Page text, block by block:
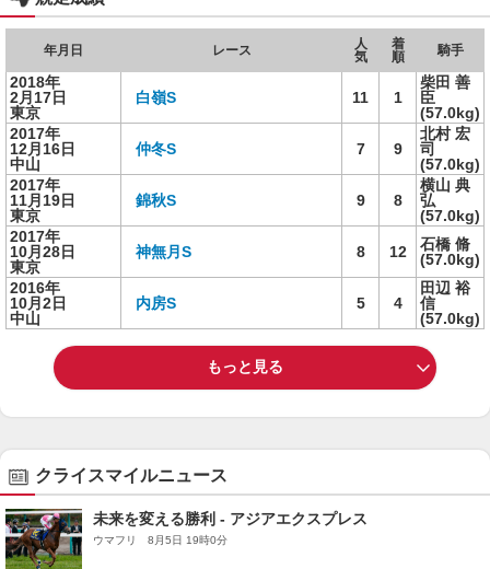
年月日 レース
人
気
着
順
騎手
2018年
2月17日
東京
白嶺S 11 1
柴田 善
臣
(57.0kg)
2017年
12月16日
中山
仲冬S 7 9
北村 宏
司
(57.0kg)
2017年
11月19日
東京
錦秋S 9 8
横山 典
弘
(57.0kg)
2017年
10月28日
東京
神無月S 8 12
石橋 脩
(57.0kg)
2016年
10月2日
中山
内房S 5 4
田辺 裕
信
(57.0kg)
もっと見る
クライスマイルニュース
未来を変える勝利 - アジアエクスプレス
ウマフリ 8月5日 19時0分